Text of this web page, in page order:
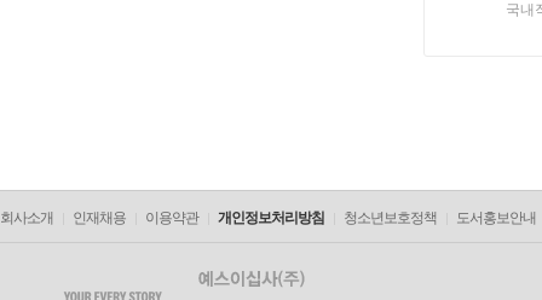
국내
회사소개 인재채용 이용약관 개인정보처리방침 청소년보호정책 도서홍보안내